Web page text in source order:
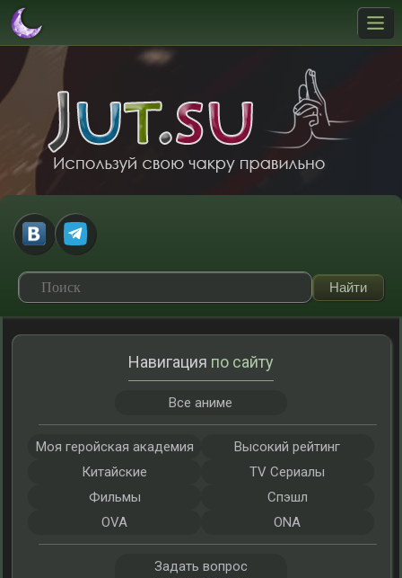
Навигация по сайту
Все аниме
Моя геройская академия
Высокий рейтинг
Китайские
TV Сериалы
Фильмы
Спэшл
OVA
ONA
Задать вопрос